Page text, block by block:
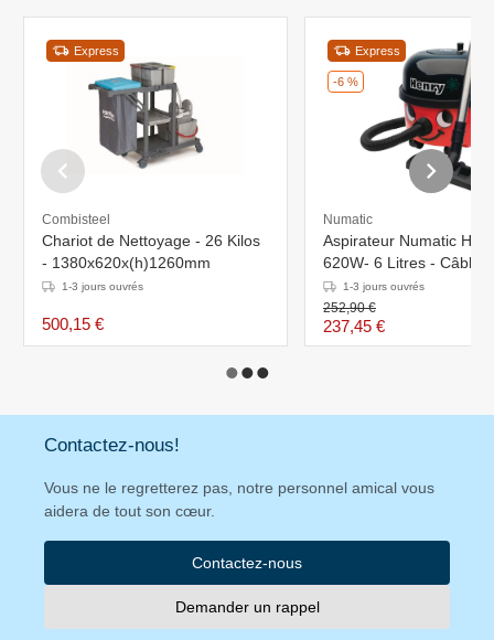
Express
Combisteel
Chariot de Nettoyage - 26 Kilos
- 1380x620x(h)1260mm
1-3 jours ouvrés
500,15 €
-6 %
Express
Numatic
Aspirateur Numatic
620W- 6 Litres - Câble
mètres
1-3 jours ouvrés
252,90 €
237,45 €
Contactez-nous!
Vous ne le regretterez pas, notre personnel amical vous
aidera de tout son cœur.
Contactez-nous
Demander un rappel